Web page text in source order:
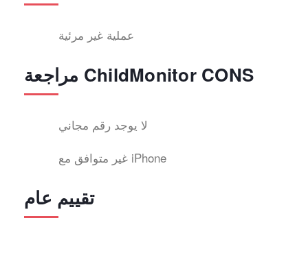
عملية غير مرئية
مراجعة ChildMonitor CONS
لا يوجد رقم مجاني
غير متوافق مع iPhone
تقييم عام